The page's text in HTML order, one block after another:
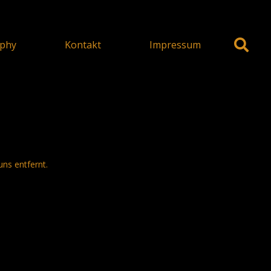
Kontakt Impressum
entfernt.